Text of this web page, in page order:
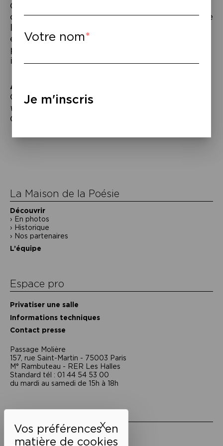
XMasquer le bandeau des
Couvrant sept décennies d’Histoire sur
quatre continents, Claire Messud nous offre
les plaisirs de lecture d’une saga familiale
et parvient en même temps à nous
plonger dans l’intimité de chacun de ses
inoubliables personnages.
À lire
Claire Messud,L’étrange tumulte de nos
vies
Camus-Pichon, Bourgois, 2025.
Navigation
La Maison de la Poésie
Découvrir
En photos
Historique
Nos partenaires
L’équipe
Espace pro
Privatiser une salle
Informations techniques
Contact presse
Passage Moliėre
157, rue Saint-Martin - 75003 Paris
M° Rambuteau - RER Les Halles
Standard tél : 01 44 54 53 00
du mardi au samedi de 15h à 18h
Mentions légales
Politique de confidentialité
Votre nom
Je m'inscris